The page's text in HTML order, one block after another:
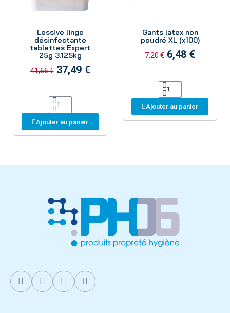
Lessive linge
désinfectante
tablettes Expert
25g 3.125kg
41,66 € 37,49 €
Ajouter au panier
Gants latex non
poudré XL (x100)
7,20 € 6,48 €
Ajouter au panier